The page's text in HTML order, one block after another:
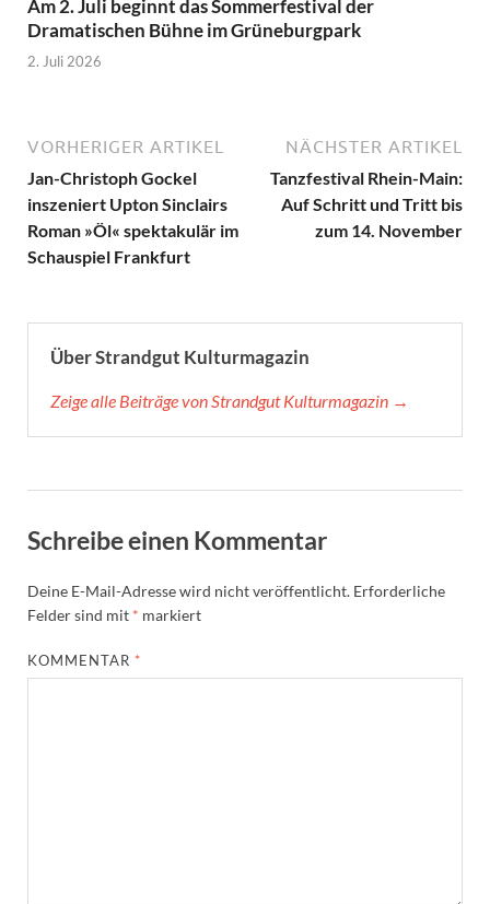
Am 2. Juli beginnt das Sommerfestival der
Dramatischen Bühne im Grüneburgpark
2. Juli 2026
VORHERIGER ARTIKEL
Jan-Christoph Gockel
inszeniert Upton Sinclairs
Roman »Öl« spektakulär im
Schauspiel Frankfurt
NÄCHSTER ARTIKEL
Tanzfestival Rhein-Main:
Auf Schritt und Tritt bis
zum 14. November
Über Strandgut Kulturmagazin
Zeige alle Beiträge von Strandgut Kulturmagazin →
Schreibe einen Kommentar
Deine E-Mail-Adresse wird nicht veröffentlicht. Erforderliche
Felder sind mit * markiert
KOMMENTAR *